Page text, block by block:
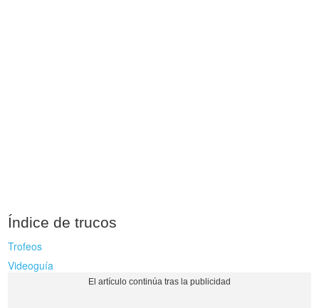
Índice de trucos
Trofeos
Videoguía